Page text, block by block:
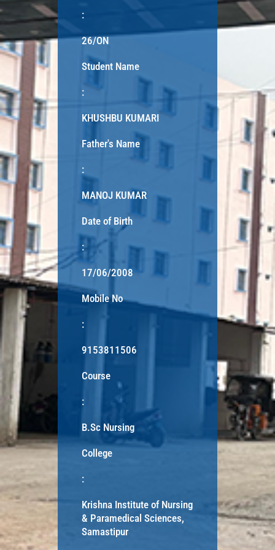
:
26/ON
Student Name
:
KHUSHBU KUMARI
Father's Name
:
MANOJ KUMAR
Date of Birth
:
17/06/2008
Mobile No
:
9153811506
Course
:
B.Sc Nursing
College
:
Krishna Institute of Nursing
& Paramedical Sciences,
Samastipur